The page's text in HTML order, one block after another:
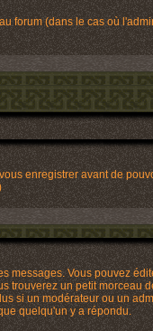
forum (dans le cas où
enregistrer avant de
Vous pouvez
un petit morceau
si un modérateur ou un
quelqu'un y a répondu.